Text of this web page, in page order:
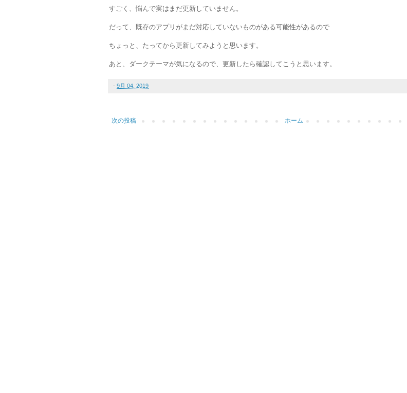
すごく、悩んで実はまだ更新していません。
だって、既存のアプリがまだ対応していないものがある可能性があるので
ちょっと、たってから更新してみようと思います。
あと、ダークテーマが気になるので、更新したら確認してこうと思います。
- 9月 04, 2019
次の投稿 ホーム